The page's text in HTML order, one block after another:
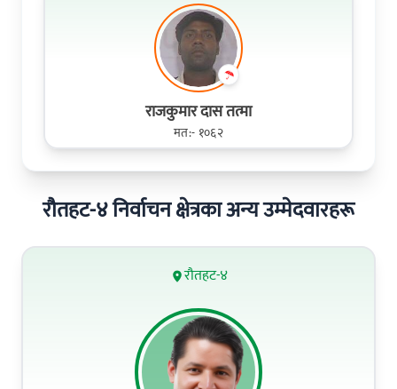
रा‌जकुमार दास तत्मा
मत:- १०६२
रौतहट-४ निर्वाचन क्षेत्रका अन्य उम्मेदवारहरू
रौतहट-४